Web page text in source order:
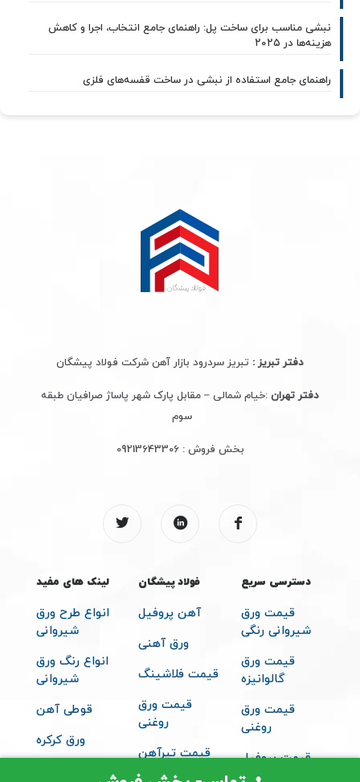
نبشی مناسب برای ساخت پل: راهنمای جامع انتخاب، اجرا و کاهش
هزینه‌ها در ۲۰۲۵
راهنمای جامع استفاده از نبشی در ساخت قفسه‌های فلزی
دفتر تبریز : تبریز سردرود بازار آهن شرکت فولاد پیشگان
دفتر تهران :خیام شمالی – مقابل پارک شهر پاساژ صرافیان طبقه
سوم
بخش فروش :09213643306
دسترسی سریع
قیمت ورق
شیروانی رنگی
قیمت ورق
گالوانیزه
قیمت ورق
روغنی
قیمت پروفیل
فولاد پیشگان
آهن پروفیل
ورق آهنی
قیمت فلاشینگ
قیمت ورق
روغنی
قیمت تیرآهن
لینک های مفید
انواع طرح ورق
شیروانی
انواع رنگ ورق
شیروانی
قوطی آهن
ورق کرکره